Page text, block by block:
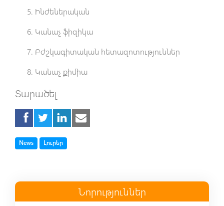
Ինժեներական
Կանաչ ֆիզիկա
Բժշկագիտական հետազոտություններ
Կանաչ քիմիա
Տարածել
TagNews TagԼուրեր
Նորություններ